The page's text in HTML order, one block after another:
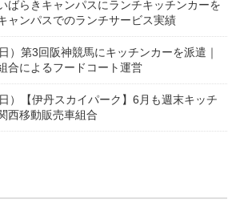
ばらきキャンパスにランチキッチンカーを
ャンパスでのランチサービス実績
）第3回阪神競馬にキッチンカーを派遣｜
合によるフードコート運営
）【伊丹スカイパーク】6月も週末キッチ
西移動販売車組合